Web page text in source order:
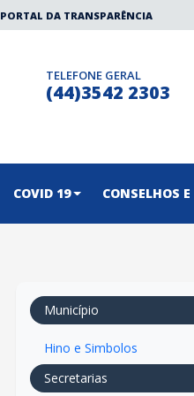
PORTAL DA TRANSPARÊNCIA
TELEFONE GERAL
(44)3542 2303
COVID 19 CONSELHOS
Município
Hino e Simbolos
Secretarias